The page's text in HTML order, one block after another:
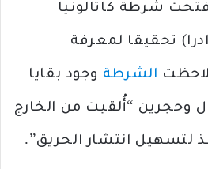
شرطة كاتالونيا
تحقيقا لمعرفة
الشرطة وجود بقايا
وحجرين “أُلقيت من الخارج
لتسهيل انتشار الحريق”.